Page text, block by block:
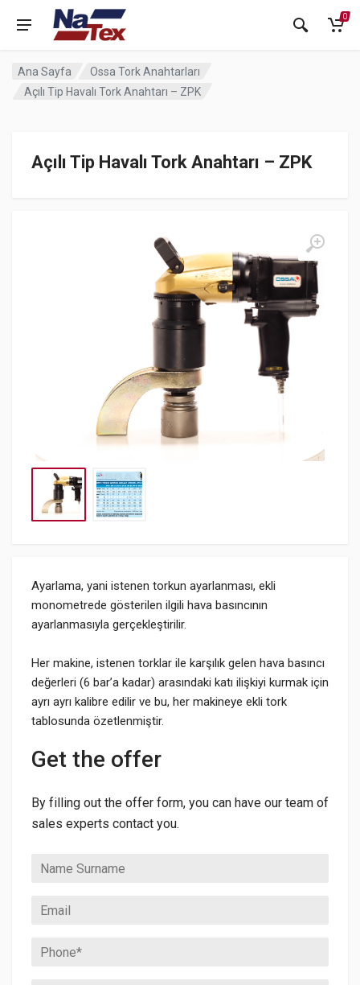
0
Ana Sayfa
Ossa Tork Anahtarları
Açılı Tip Havalı Tork Anahtarı – ZPK
Açılı Tip Havalı Tork Anahtarı – ZPK
Ayarlama, yani istenen torkun ayarlanması, ekli
monometrede gösterilen ilgili hava basıncının
ayarlanmasıyla gerçekleştirilir.
Her makine, istenen torklar ile karşılık gelen hava basıncı
değerleri (6 bar’a kadar) arasındaki katı ilişkiyi kurmak için
ayrı ayrı kalibre edilir ve bu, her makineye ekli tork
tablosunda özetlenmiştir.
Get the offer
By filling out the offer form, you can have our team of
sales experts contact you.